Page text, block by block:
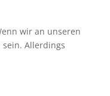
wir an unseren
Allerdings